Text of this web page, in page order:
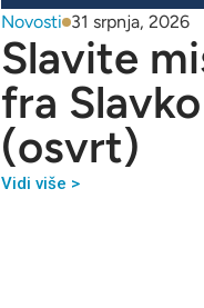
Novosti 31 srpnja, 2026
Slavite
fra
(osvrt)
Vidi više >